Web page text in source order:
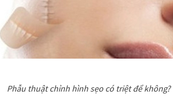
Phẫu thuật chỉnh hình sẹo có triệt để không?